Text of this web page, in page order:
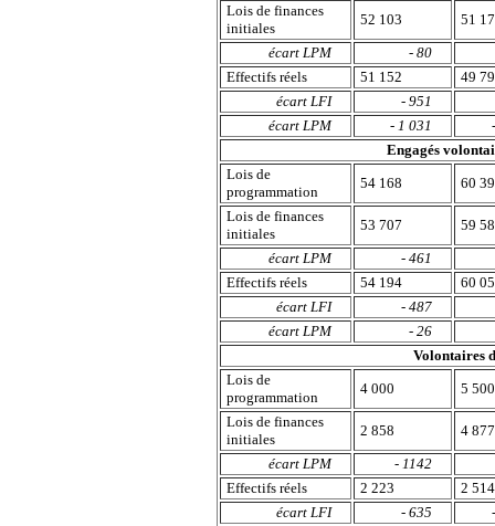
Lois de finances
initiales
52 103
51
écart LPM
- 80
Effectifs réels
51 152
49
écart LFI
- 951
écart LPM
- 1 031
Engagés
Lois de
programmation
54 168
60
Lois de finances
initiales
53 707
59
écart LPM
- 461
Effectifs réels
54 194
60
écart LFI
- 487
écart LPM
- 26
Volontaires
Lois de
programmation
4 000
5 500
Lois de finances
initiales
2 858
4 877
écart LPM
- 1142
Effectifs réels
2 223
2 514
écart LFI
- 635